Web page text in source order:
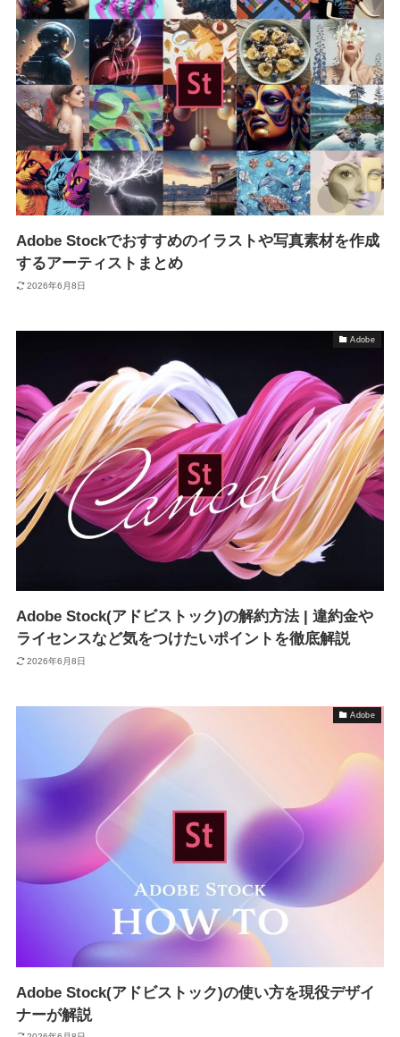
Adobe Stockでおすすめのイラストや写真素材を作成
するアーティストまとめ
2026年6月8日
Adobe
Adobe Stock(アドビストック)の解約方法 | 違約金や
ライセンスなど気をつけたいポイントを徹底解説
2026年6月8日
Adobe
Adobe Stock(アドビストック)の使い方を現役デザイ
ナーが解説